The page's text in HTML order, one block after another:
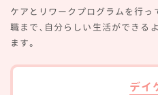
ケアとリワークプログラムを行っ
職まで、自分らしい生活ができる
ます。
デイ